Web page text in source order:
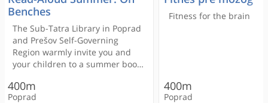
400m 400m
< 100m
< 100m
Poprad
200m
< 100m < 100m
Poprad Poprad
Benches
The Sub-Tatra Library in Poprad
and Prešov Self-Governing
Region warmly invite you and
your children to a summer book
Aloud Summer project!
400m
Poprad
Fitness for the brain
400m
Poprad